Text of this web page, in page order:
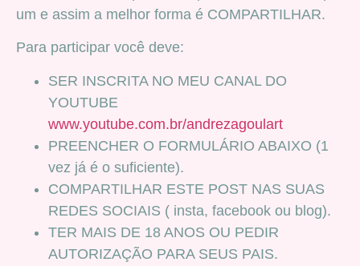
um e assim a melhor forma é COMPARTILHAR.
Para participar você deve:
SER INSCRITA NO MEU CANAL DO
YOUTUBE
www.youtube.com.br/andrezagoulart
PREENCHER O FORMULÁRIO ABAIXO (1
vez já é o suficiente).
COMPARTILHAR ESTE POST NAS SUAS
REDES SOCIAIS ( insta, facebook ou blog).
TER MAIS DE 18 ANOS OU PEDIR
AUTORIZAÇÃO PARA SEUS PAIS.